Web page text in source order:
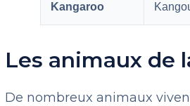
Kangaroo
Les animaux de
De nombreux animaux